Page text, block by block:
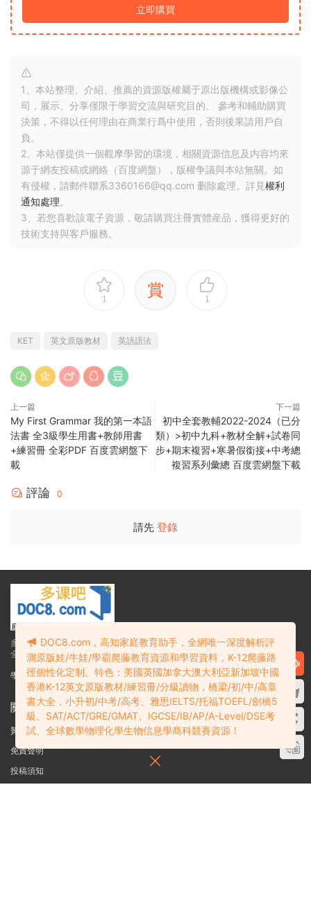
立即購買
1、本站整理、介紹、推薦的資源版權屬于原出版機構或影像公
司，展示、分享僅限于學習交流與研究目的、 參考和輔助購買
決策，不得以任何理由在商業行爲中使用，否則後果請用戶自
負。
2、本站僅提供一個觀摩學習的環境，相關資源信息及内容均來
源于網友投稿或網絡（百度網盤），版權争議與本站無關。如
有侵權，請郵件聯系3360166@qq.com 删除處理。詳見權利
通知處理。
3、若您喜歡該電子資源，敬請購買注冊實體産品，獲得更好的
技術支持與客戶服務。
1 賞 1
KET 英文原版教材 英語語法
上一篇
My First Grammar 我的第一本語
法書 全3級學生用書+教師用書
+練習冊 全彩PDF 百度雲網盤下
載
下一篇
初中全套教輔2022-2024（已分
類）>初中九科+教材全解+試卷同
步+期末複習+寒暑假銜接+中考總
複習系列彙總 百度雲網盤下載
評論 0
請先 登錄
多課吧DOC8.com——高知家庭教育助手
全網唯一深度解析K12爬藤教育資源和學習資料
學霸必備：在線網盤教育資源學習資料目錄索引
關于
贊助細則
免責聲明
投稿須知
DOC8.com，高知家庭教育助手，全網唯一深度解析評
測原版娃/牛娃/學霸爬藤教育資源和學習資料，K-12爬藤路
徑個性化定制。特色：美國英國加拿大澳大利亞新加坡中國
香港K-12英文原版教材/練習冊/分級讀物，橋梁/初/中/高章
書大全，小升初/中考/高考、雅思IELTS/托福TOEFL/劍橋5
級、SAT/ACT/GRE/GMAT、IGCSE/IB/AP/A-Level/DSE考
試、全球數學物理化學生物信息學商科競賽資源！